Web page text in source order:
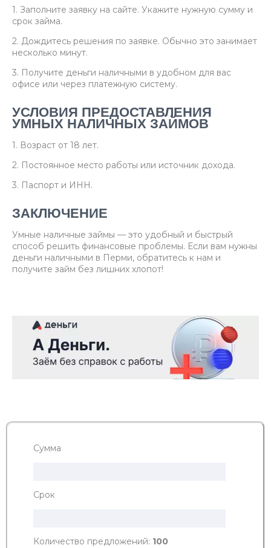
1. Заполните заявку на сайте. Укажите нужную сумму и
срок займа.
2. Дождитесь решения по заявке. Обычно это занимает
несколько минут.
3. Получите деньги наличными в удобном для вас
офисе или через платежную систему.
УСЛОВИЯ ПРЕДОСТАВЛЕНИЯ
УМНЫХ НАЛИЧНЫХ ЗАЙМОВ
1. Возраст от 18 лет.
2. Постоянное место работы или источник дохода.
3. Паспорт и ИНН.
ЗАКЛЮЧЕНИЕ
Умные наличные займы — это удобный и быстрый
способ решить финансовые проблемы. Если вам нужны
деньги наличными в Перми, обратитесь к нам и
получите займ без лишних хлопот!
Сумма
Срок
Количество предложений: 100